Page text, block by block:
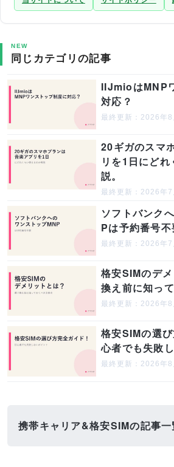
NEW
同じカテゴリの記事
IIJmioはMNP
対応？
最終更新：2026年8
20ギガのスマ
リを1日にど
説。
最終更新：2026年7
ソフトバンク
Pは予約番号不
最終更新：2026年7
格安SIMのデ
換え前に知っ
最終更新：2026年8
格安SIMの選
心者でも失敗
最終更新：2026年8
携帯キャリア&格安SIMの記事一